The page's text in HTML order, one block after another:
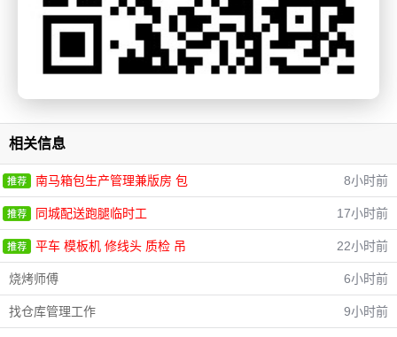
相关信息
南马箱包生产管理兼版房 包 8小时前
同城配送跑腿临时工 17小时前
平车 模板机 修线头 质检 吊 22小时前
烧烤师傅 6小时前
找仓库管理工作 9小时前